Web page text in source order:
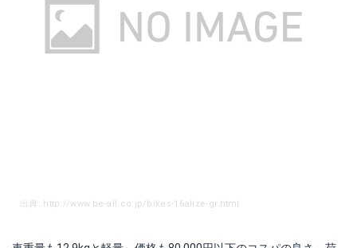
出典: http://www.be-all.co.jp/bikes-16alize-gr.html